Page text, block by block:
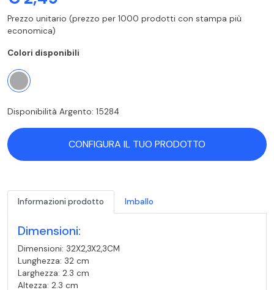
Prezzo unitario (prezzo per 1000 prodotti con stampa più
economica)
Colori disponibili
Disponibilità Argento: 15284
CONFIGURA IL TUO PRODOTTO
Informazioni prodotto Imballo
Dimensioni:
Dimensioni: 32X2,3X2,3CM
Lunghezza: 32 cm
Larghezza: 2.3 cm
Altezza: 2.3 cm